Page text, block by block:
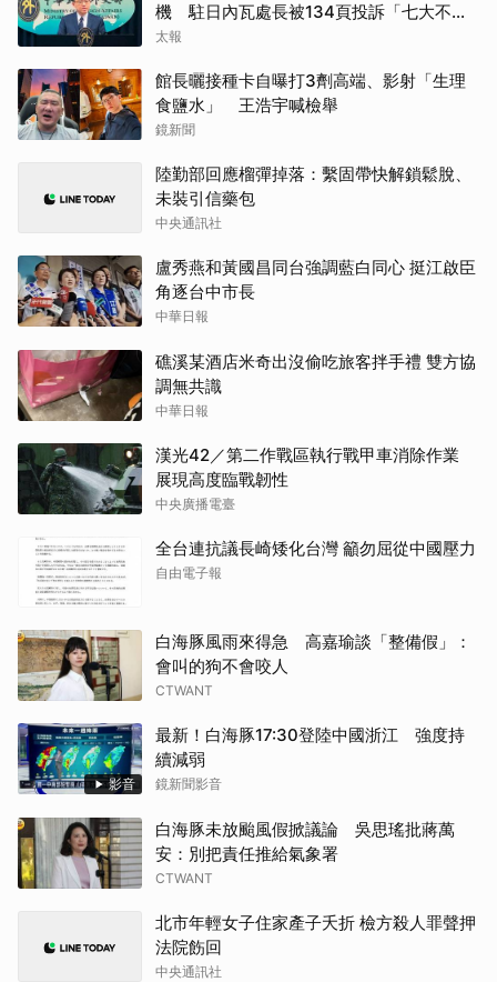
機 駐日內瓦處長被134頁投訴「七大不
當」
太報
館長曬接種卡自曝打3劑高端、影射「生理
食鹽水」 王浩宇喊檢舉
鏡新聞
陸勤部回應榴彈掉落：繫固帶快解鎖鬆脫、
未裝引信藥包
中央通訊社
盧秀燕和黃國昌同台強調藍白同心 挺江啟臣
角逐台中市長
中華日報
礁溪某酒店米奇出沒偷吃旅客拌手禮 雙方協
調無共識
中華日報
漢光42／第二作戰區執行戰甲車消除作業
展現高度臨戰韌性
中央廣播電臺
全台連抗議長崎矮化台灣 籲勿屈從中國壓力
自由電子報
白海豚風雨來得急 高嘉瑜談「整備假」：
會叫的狗不會咬人
CTWANT
影音
最新！白海豚17:30登陸中國浙江 強度持
續減弱
鏡新聞影音
白海豚未放颱風假掀議論 吳思瑤批蔣萬
安：別把責任推給氣象署
CTWANT
北市年輕女子住家產子夭折 檢方殺人罪聲押
法院飭回
中央通訊社